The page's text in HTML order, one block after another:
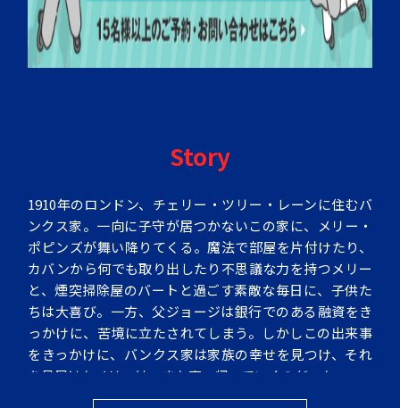
Story
1910年のロンドン、チェリー・ツリー・レーンに住むバ
ンクス家。一向に子守が居つかないこの家に、メリー・
ポピンズが舞い降りてくる。魔法で部屋を片付けたり、
カバンから何でも取り出したり不思議な力を持つメリー
と、煙突掃除屋のバートと過ごす素敵な毎日に、子供た
ちは大喜び。一方、父ジョージは銀行でのある融資をき
っかけに、苦境に立たされてしまう。しかしこの出来事
をきっかけに、バンクス家は家族の幸せを見つけ、それ
を見届けたメリーは、また空へ帰っていくのだった。